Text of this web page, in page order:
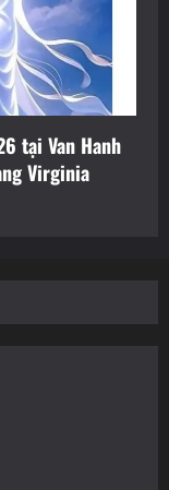
tại Van Hanh
Virginia